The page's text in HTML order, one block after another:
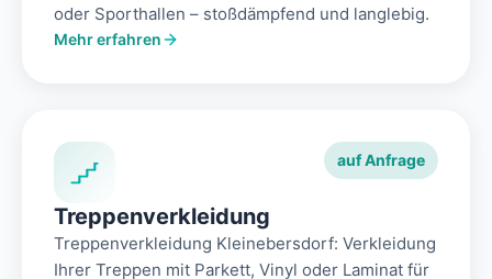
oder Sporthallen – stoßdämpfend und langlebig.
Mehr erfahren
auf Anfrage
Treppenverkleidung
Treppenverkleidung Kleinebersdorf: Verkleidung
Ihrer Treppen mit Parkett, Vinyl oder Laminat für